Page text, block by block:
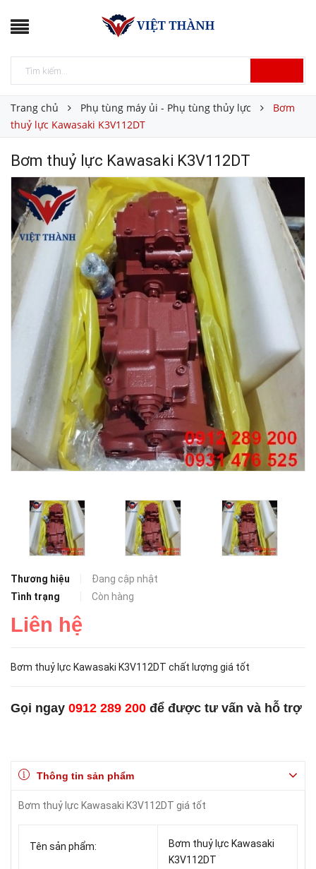
Trang chủ Phụ tùng máy ủi - Phụ tùng thủy lực
Bơm
thuỷ lực Kawasaki K3V112DT
Bơm thuỷ lực Kawasaki K3V112DT
Thương hiệu
Đang cập nhật
Tình trạng
Còn hàng
Liên hệ
Bơm thuỷ lực Kawasaki K3V112DT chất lượng giá tốt
Gọi ngay 0912 289 200 để được tư vấn và hỗ trợ
Thông tin sản phẩm
Bơm thuỷ lực Kawasaki K3V112DT giá tốt
Tên sản phẩm:
Bơm thuỷ lực Kawasaki
K3V112DT